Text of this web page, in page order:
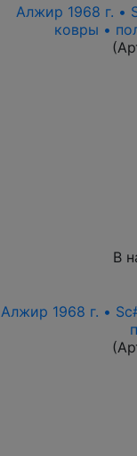
Алжир 1968 г. •
ковры •
В
Алжир 1968 г. •